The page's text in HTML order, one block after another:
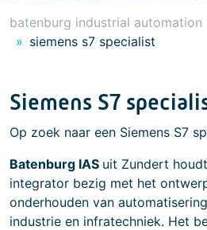
batenburg industrial automation
siemens s7 specialist
Siemens S7
Op zoek naar een Siemens S7
Batenburg IAS uit Zundert
integrator bezig met het
onderhouden van
industrie en infratechniek. Het